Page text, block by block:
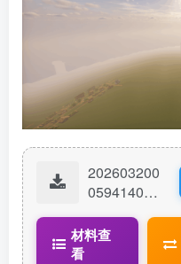
202603200
05941409-
matic
材料查
看